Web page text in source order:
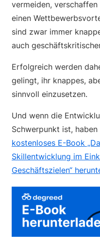
vermeiden,
einen
sind zwar immer
auch
Erfolgreich werden
gelingt, ihr knappes,
sinnvoll einzusetzen.
Und wenn die
Schwerpunkt ist, haben
kostenloses E-Book
Skillentwicklung im
Geschäftszielen“